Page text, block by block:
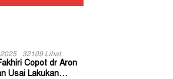
32109 Lihat
Copot dr Aron
Usai Lakukan